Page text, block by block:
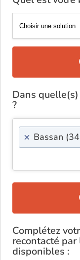
Dans
?
× Bassan
Complétez
recontacté
disponibles :